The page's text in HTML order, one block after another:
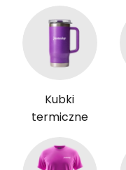
Kubki
termiczne